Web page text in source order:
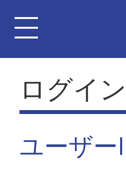
ログイン
ユーザ